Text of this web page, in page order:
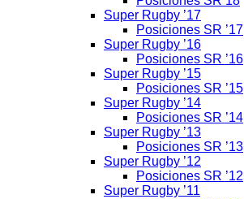
Super Rugby ’17
Posiciones SR ’17
Super Rugby ’16
Posiciones SR ’16
Super Rugby ’15
Posiciones SR ’15
Super Rugby ’14
Posiciones SR ’14
Super Rugby ’13
Posiciones SR ’13
Super Rugby ’12
Posiciones SR ’12
Super Rugby ’11